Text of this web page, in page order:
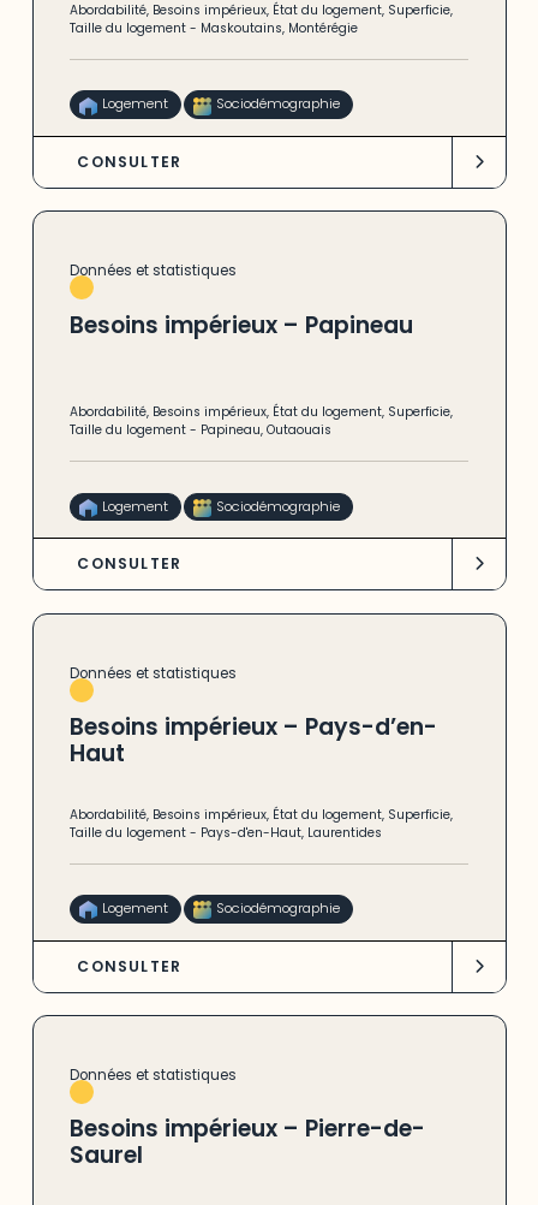
Abordabilité, Besoins impérieux, État du logement, Superficie,
Taille du logement - Maskoutains, Montérégie
Logement Sociodémographie
CONSULTER
Données et statistiques
Besoins impérieux – Papineau
Abordabilité, Besoins impérieux, État du logement, Superficie,
Taille du logement - Papineau,Outaouais
Logement Sociodémographie
CONSULTER
Données et statistiques
Besoins impérieux – Pays-d’en-
Haut
Abordabilité, Besoins impérieux, État du logement, Superficie,
Taille du logement - Pays-d'en-Haut, Laurentides
Logement Sociodémographie
CONSULTER
Données et statistiques
Besoins impérieux – Pierre-de-
Saurel